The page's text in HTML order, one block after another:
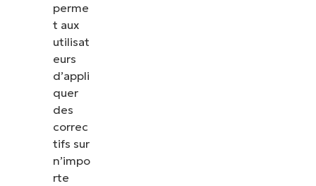
perme
t aux
utilisat
eurs
d’appli
quer
des
correc
tifs sur
n’impo
rte